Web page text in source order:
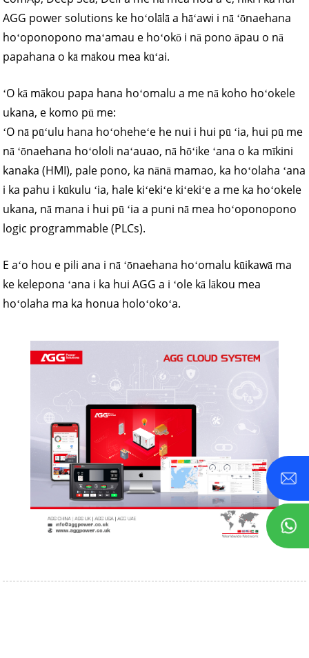
AGG power solutions ke hoʻolālā a hāʻawi i nā ʻōnaehana
hoʻoponopono maʻamau e hoʻokō i nā pono āpau o nā
papahana o kā mākou mea kūʻai.
ʻO kā mākou papa hana hoʻomalu a me nā koho hoʻokele
ukana, e komo pū me:
ʻO nā pūʻulu hana hoʻoheheʻe he nui i hui pū ʻia, hui pū me
nā ʻōnaehana hoʻololi naʻauao, nā hōʻike ʻana o ka mīkini
kanaka (HMI), pale pono, ka nānā mamao, ka hoʻolaha ʻana
i ka pahu i kūkulu ʻia, hale kiʻekiʻe kiʻekiʻe a me ka hoʻokele
ukana, nā mana i hui pū ʻia a puni nā mea hoʻoponopono
logic programmable (PLCs).
E aʻo hou e pili ana i nā ʻōnaehana hoʻomalu kūikawā ma
ke kelepona ʻana i ka hui AGG a i ʻole kā lākou mea
hoʻolaha ma ka honua holoʻokoʻa.